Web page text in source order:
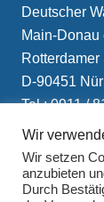
Deutscher
Main-Donau
Rotterdamer
D-90451
Tel.: 0911 /
E-Mail:
Wir
Wir setzen
anzubieten
Durch